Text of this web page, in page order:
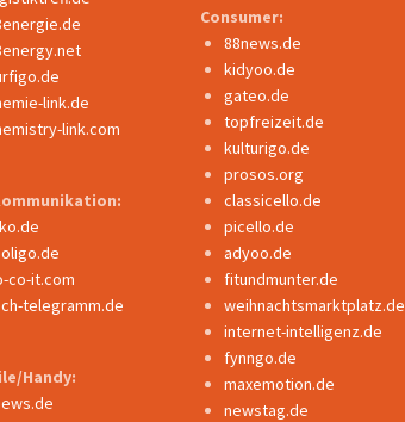
link.de
link.com
co-it.com
telegramm.de
Handy:
Consumer:
88news.de
kidyoo.de
gateo.de
topfreizeit.de
kulturigo.de
prosos.org
classicello.de
picello.de
adyoo.de
fitundmunter.de
weihnachtsmarktplatz.de
internet-intelligenz.de
fynngo.de
maxemotion.de
newstag.de